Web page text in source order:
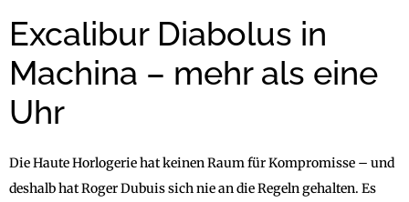
Excalibur Diabolus in
Machina – mehr als eine
Uhr
Die Haute Horlogerie hat keinen Raum für Kompromisse – und
deshalb hat Roger Dubuis sich nie an die Regeln gehalten. Es